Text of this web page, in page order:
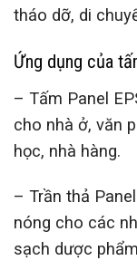
tháo dỡ, di
Ứng dụng của
– Tấm Panel
cho nhà ở, văn
học, nhà hàng.
– Trần thả
nóng cho các
sạch dược